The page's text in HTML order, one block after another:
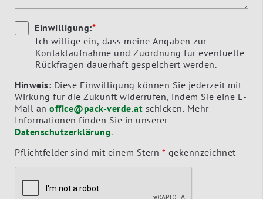
Einwilligung:*
Ich willige ein, dass meine Angaben zur
Kontaktaufnahme und Zuordnung für eventuelle
Rückfragen dauerhaft gespeichert werden.
Hinweis: Diese Einwilligung können Sie jederzeit mit
Wirkung für die Zukunft widerrufen, indem Sie eine E-
Mail an office@pack-verde.at
Informationen finden Sie in unserer
Datenschutzerklärung.
Pflichtfelder sind mit einem Stern * gekennzeichnet